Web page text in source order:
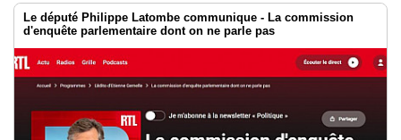
Le député Philippe Latombe communique - La commission
d'enquête parlementaire dont on ne parle pas